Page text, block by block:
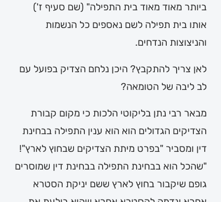
ביותר מאוד מאוד בית התפילה" (שם סעיף ז')
אותו בית תפילה לשם נאספים כל הנשמות
והניצוצות הנדחים.
לאן צריך להתקבץ? היכן נלחם הצדיק בפועל עם
לב ליבה של הטומאה?
מבאר רבי נתן בליקוטי הלכות כי מקום קבורת
הצדיקים הגדולים הוא הוא ענין התפילה בבחינת
דין ומסביר "בפרט מיתת הצדיקים שבחוץ לארץ"!
"שהכל הוא בבחינת התפילה בבחינת דין שמוסרים
גופם שיקבור בחוץ לארץ ששם יניקת הסטרא